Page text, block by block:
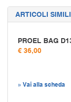
ARTICOLI SIMILI
PROEL BAG
€ 36,00
» Vai alla scheda